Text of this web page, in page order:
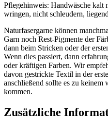
Pflegehinweis: Handwäsche kalt
wringen, nicht schleudern,
Naturfasergarne können
Garn noch Rest-Pigmente der
dann beim Stricken oder der
Wenn dies passiert, dann
oder kräftigen Farben. Wir
davon gestrickte Textil in der
anschließend sollte es zu keinem
kommen.
Zusätzliche